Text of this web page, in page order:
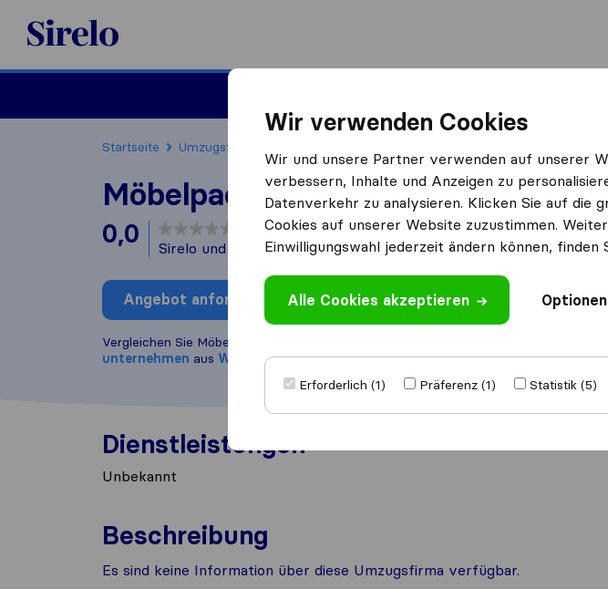
Sirelo.at
Startseite Umzugsfirmen
Möbelpacker Austria
0,0 basierend auf0
Sirelo und Google Bewertungen
i
Angebot anfordern Bewertung schreiben
Vergleichen Sie Möbelpacker Austria mit anderen
unternehmen aus Wien
Dienstleistungen
Unbekannt
Beschreibung
Es sind keine Information über diese Umzugsfirma verfügbar.
Wir verwenden Cookies
Wir und unsere Partner verwenden auf unserer
verbessern, Inhalte und Anzeigen zu
Datenverkehr zu analysieren. Klicken Sie auf die
Cookies auf unserer Website zuzustimmen.
Einwilligungswahl jederzeit ändern können, finden
Alle Cookies akzeptieren
Erforderlich (1) Präferenz (1) Statistik (5)